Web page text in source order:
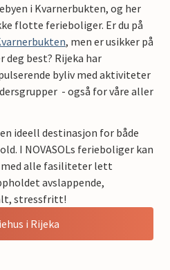
i Kvarnerbukten, og her
flotte ferieboliger. Er du på
, men er usikker på
deg best? Rijeka har
byliv med aktiviteter
- også for våre aller
ideell destinasjon for både
I NOVASOLs ferieboliger kan
med alle fasiliteter lett
avslappende,
stressfritt!
i Rijeka